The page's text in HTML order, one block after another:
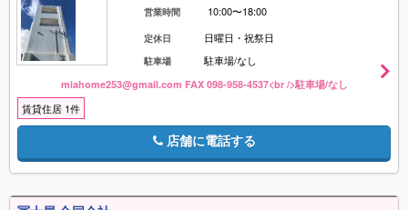
営業時間 10:00〜18:00
定休日 日曜日・祝祭日
駐車場 駐車場/なし
miahome253@gmail.com FAX 098-958-4537<br />駐車場/なし
賃貸住居 1件
店舗に電話する